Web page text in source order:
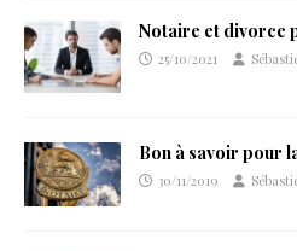
Notaire et divorce
25/10/2021
Bon à savoir pour
30/11/2019